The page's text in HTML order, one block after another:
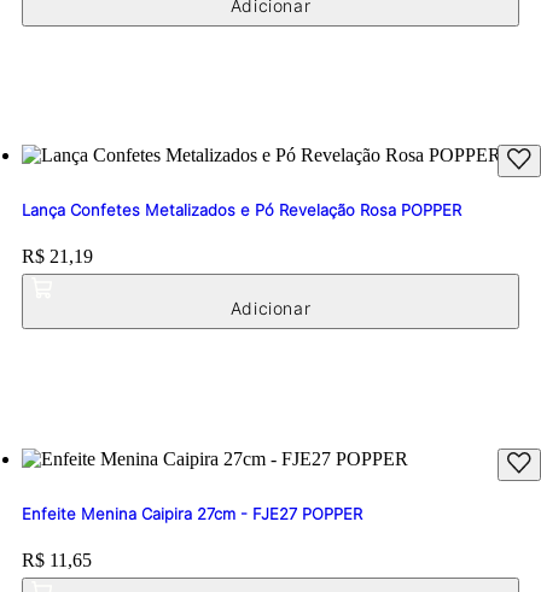
Lança Confetes Metalizados e Pó Revelação Rosa POPPER
Price:
R$ 21,19
Enfeite Menina Caipira 27cm - FJE27 POPPER
Price:
R$ 11,65